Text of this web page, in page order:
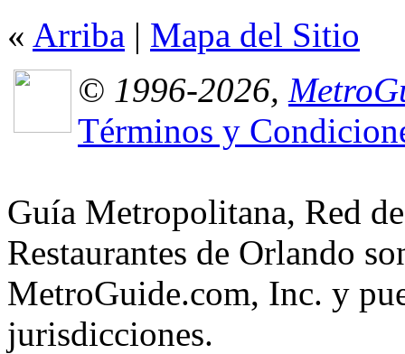
« Arriba | Mapa del Sitio
© 1996-2026,
Términos y
Guía Metropolitana, Red
Restaurantes de Orlando
MetroGuide.com, Inc. y
jurisdicciones.